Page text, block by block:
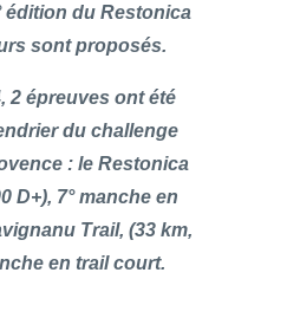
édition du Restonica
sont proposés.
2 épreuves ont été
du challenge
: le Restonica
D+), 7° manche en
Trail, (33 km,
en trail court.